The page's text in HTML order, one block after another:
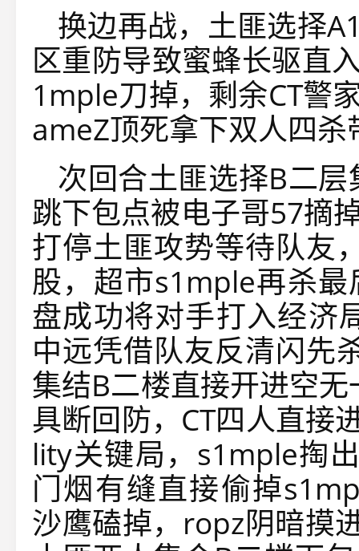
换边再战，土匪选择
区重防导致蜜蜂长驱直
1mple刀掉，剩余CT警
ameZ顶死拿下双人四杀
次回合土匪选择B二
跳下包点被电子哥57摘
打停土匪攻势等待队友
股，超市s1mple再杀
盘成功将对手打入经济
中远凭借队友反清闪先
集结B二楼直接开进空
具断回防，CT四人直接
lity关键局，s1mple掏
门烟有缝直接偷掉
沙鹰磕掉，ropz阴暗摸